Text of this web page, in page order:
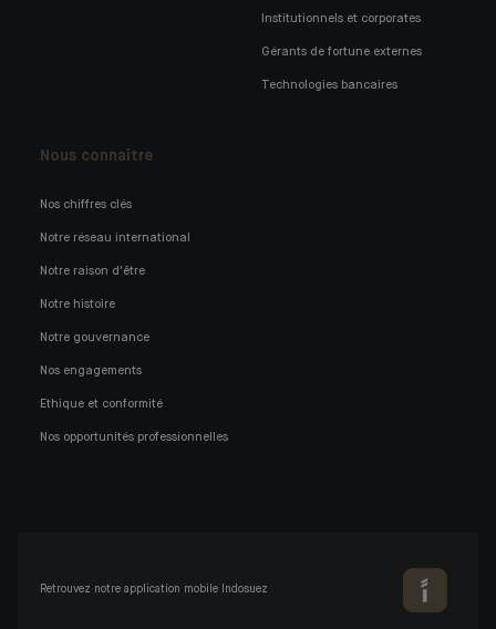
Institutionnels et corporates
Gérants de fortune externes
Technologies bancaires
Nous connaître
Nos chiffres clés
Notre réseau international
Notre raison d'être
Notre histoire
Notre gouvernance
Nos engagements
Ethique et conformité
Nos opportunités professionnelles
Retrouvez notre application mobile Indosuez